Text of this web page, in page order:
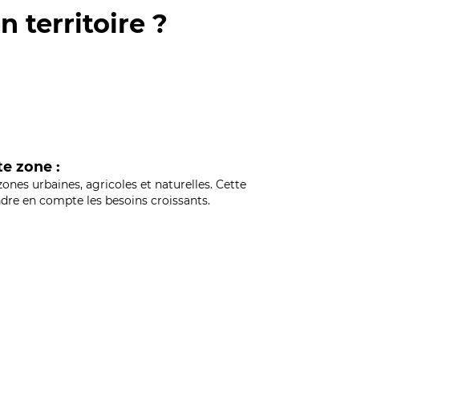
territoire ?
zone :
urbaines, agricoles et naturelles. Cette
en compte les besoins croissants.